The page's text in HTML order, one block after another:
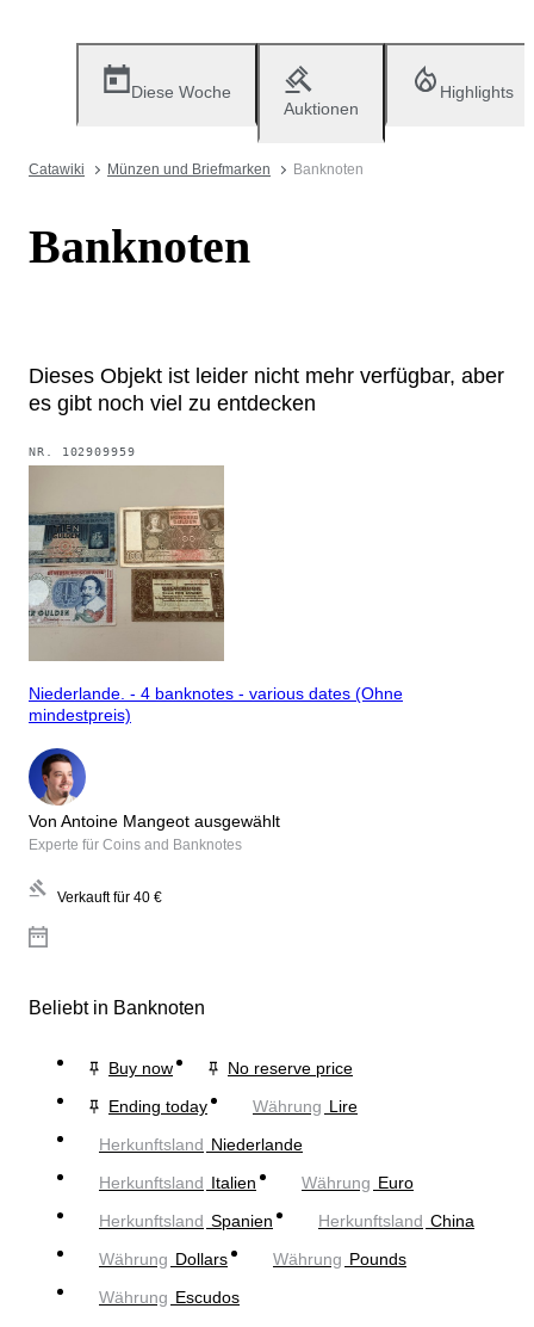
Diese Woche
Auktionen
Highlights
Catawiki Münzen und Briefmarken Banknoten
Banknoten
Dieses Objekt ist leider nicht mehr verfügbar, aber
es gibt noch viel zu entdecken
NR. 102909959
Niederlande. - 4 banknotes - various dates (Ohne
mindestpreis)
Von Antoine Mangeot ausgewählt
Experte für Coins and Banknotes
Verkauft für 40 €
Beliebt in Banknoten
Buy now
No reserve price
Ending today
Währung Lire
Herkunftsland Niederlande
Herkunftsland Italien Währung Euro
Herkunftsland Spanien Herkunftsland China
Währung Dollars Währung Pounds
Währung Escudos